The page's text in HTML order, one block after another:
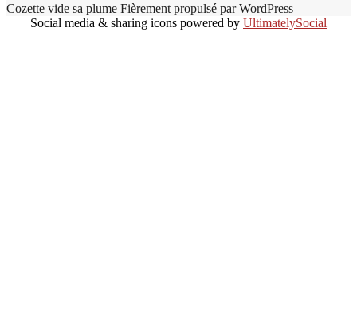
Cozette vide sa plume Fièrement propulsé par WordPress
Social media & sharing icons powered by UltimatelySocial